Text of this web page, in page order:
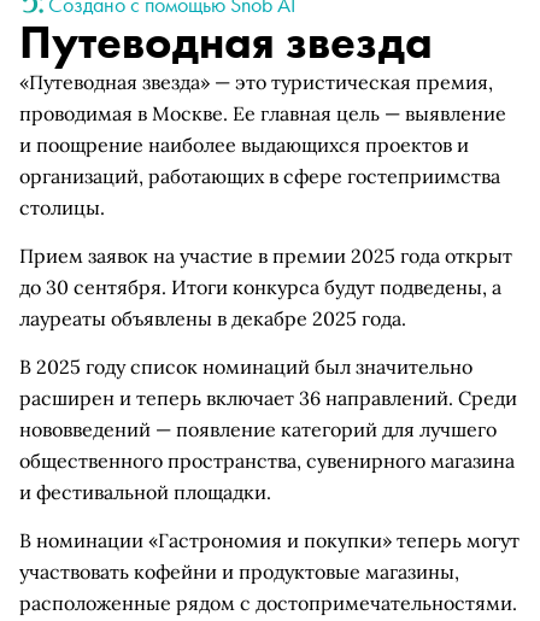
Путеводная звезда
«Путеводная звезда» — это туристическая премия,
проводимая в Москве. Ее главная цель — выявление
и поощрение наиболее выдающихся проектов и
организаций, работающих в сфере гостеприимства
столицы.
Прием заявок на участие в премии 2025 года открыт
до 30 сентября. Итоги конкурса будут подведены, а
лауреаты объявлены в декабре 2025 года.
В 2025 году список номинаций был значительно
расширен и теперь включает 36 направлений. Среди
нововведений — появление категорий для лучшего
общественного пространства, сувенирного магазина
и фестивальной площадки.
В номинации «Гастрономия и покупки» теперь могут
участвовать кофейни и продуктовые магазины,
расположенные рядом с достопримечательностями.